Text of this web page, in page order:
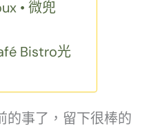
• 微兜
Bistro光
的事了，留下很棒的